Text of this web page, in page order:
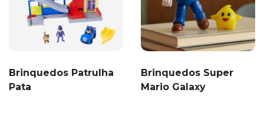
Brinquedos Patrulha
Pata
Brinquedos Super
Mario Galaxy